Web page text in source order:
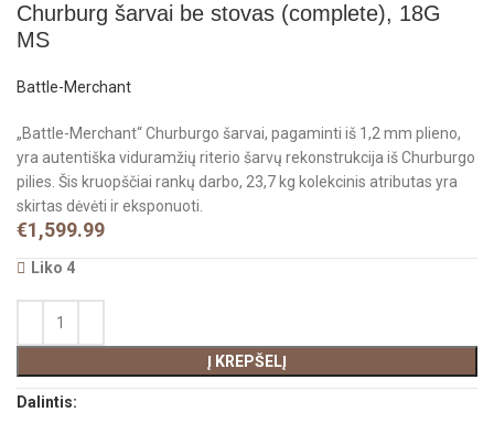
Churburg šarvai be stovas (complete), 18G
MS
Battle-Merchant
„Battle-Merchant“ Churburgo šarvai, pagaminti iš 1,2 mm plieno,
yra autentiška viduramžių riterio šarvų rekonstrukcija iš Churburgo
pilies. Šis kruopščiai rankų darbo, 23,7 kg kolekcinis atributas yra
skirtas dėvėti ir eksponuoti.
€1,599.99
Liko 4
Į KREPŠELĮ
Dalintis: